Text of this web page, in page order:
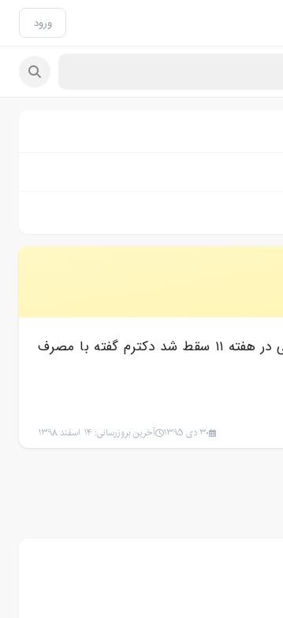
ورود
من یک زایمان موفق (۳۴) و دو سقط داشته ام یکی به دلیل عدم تشکیل قلب (۳۹) و یکی بارداری پوچ (۴۱) اولی در هفته ۱۲ و دومی در هفته ۱۱ سقط شد دکترم گفته با مصرف
30 دی 1395 آخرین بروزرسانی: 14 اسفند 1398